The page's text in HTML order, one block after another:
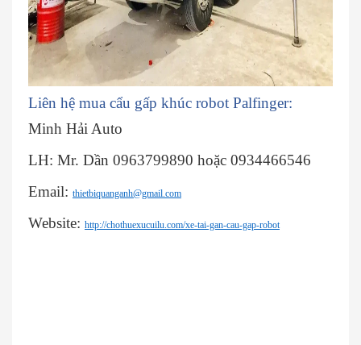
Liên hệ mua cẩu gấp khúc robot Palfinger:
Minh Hải Auto
LH: Mr. Dần 0963799890 hoặc 0934466546
Email: thietbiquanganh@gmail.com
Website: http://chothuexucuilu.com/xe-tai-gan-cau-gap-robot